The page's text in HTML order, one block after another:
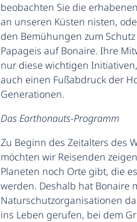
beobachten Sie die
an unseren Küsten nisten,
den Bemühungen zum
Papageis auf Bonaire. Ihre
nur diese wichtigen
auch einen Fußabdruck der
Generationen.
Das Earthonauts-Programm
Zu Beginn des Zeitalters des
möchten wir Reisenden
Planeten noch Orte gibt, die
werden. Deshalb hat Bonaire
Naturschutzorganisationen
ins Leben gerufen, bei dem